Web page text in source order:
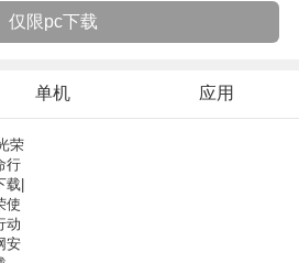
资讯
仅限pc下载
单机 应用